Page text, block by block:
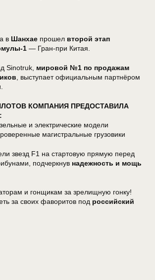
в Шанхае прошел второй этап
1 — Гран-при Китая.
Sinotruk, мировой №1 по продажам
, выступает официальным партнёром
КОМПАНИЯ ПРЕДОСТАВИЛА
и электрические модели
магистральные грузовики
звезд F1 на стартовую прямую перед
подчеркнув надежность и мощь
и гонщикам за зрелищную гонку!
за своих фаворитов под российский